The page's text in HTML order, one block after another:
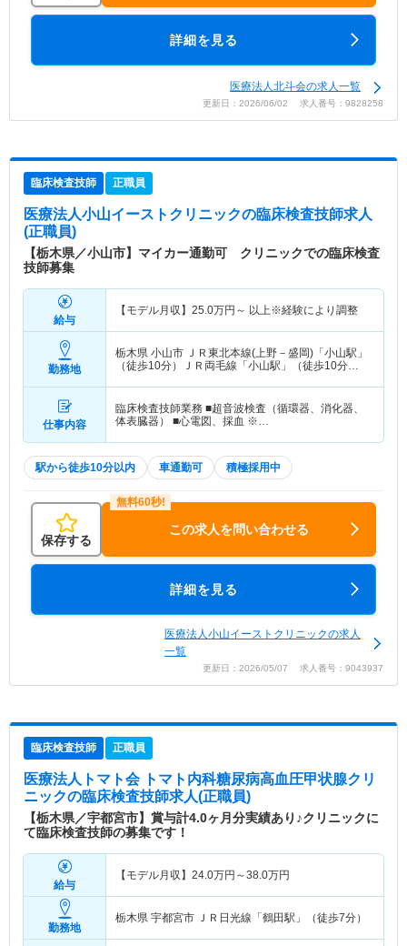
詳細を見る
医療法人北斗会の求人一覧
更新日：2026/06/02 求人番号：9828258
臨床検査技師 正職員
医療法人小山イーストクリニックの臨床検査技師求人
(正職員)
【栃木県／小山市】マイカー通勤可 クリニックでの臨床検査
技師募集
給与
【モデル月収】 25.0万円～ 以上※経験により調整
勤務地
栃木県 小山市 ＪＲ東北本線(上野－盛岡)「小山駅」
（徒歩10分）ＪＲ両毛線「小山駅」（徒歩10分）
仕事内容
臨床検査技師業務 ■超音波検査（循環器、消化器、
体表臓器） ■心電図、採血 ※…
駅から徒歩10分以内 車通勤可 積極採用中
保存する
この求人を問い合わせる
詳細を見る
医療法人小山イーストクリニックの求人
一覧
更新日：2026/05/07 求人番号：9043937
臨床検査技師 正職員
医療法人トマト会 トマト内科糖尿病高血圧甲状腺クリ
ニックの臨床検査技師求人(正職員)
【栃木県／宇都宮市】賞与計4.0ヶ月分実績あり♪クリニックに
て臨床検査技師の募集です！
給与
【モデル月収】 24.0万円～38.0万円
勤務地
栃木県 宇都宮市 ＪＲ日光線「鶴田駅」（徒歩7分）